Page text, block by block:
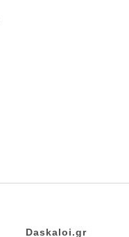
Daskaloi.gr